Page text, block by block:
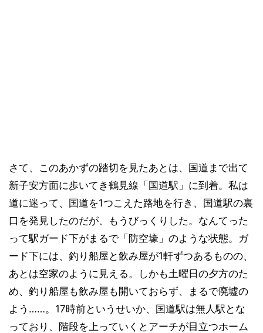
さて、このあかずの踏切を見たあとは、国道まで出て
新子安方面に歩いてき鶴見線「国道駅」に到着。私は
道に迷って、国道を1つこえた路地を行き、国道駅の裏
口を発見したのだが、もうびっくりした。なんてった
って駅ガード下がまるで「防空壕」のような状態。ガ
ード下には、釣り船屋と飲み屋が1軒ずつあるものの、
あとは空家のように見える。しかも土曜日の夕方のた
め、釣り船屋も飲み屋も開いておらず、まるで廃墟の
よう……。17時前というせいか、国道駅は無人駅とな
っており、階段を上っていくとアーチが目立つホーム